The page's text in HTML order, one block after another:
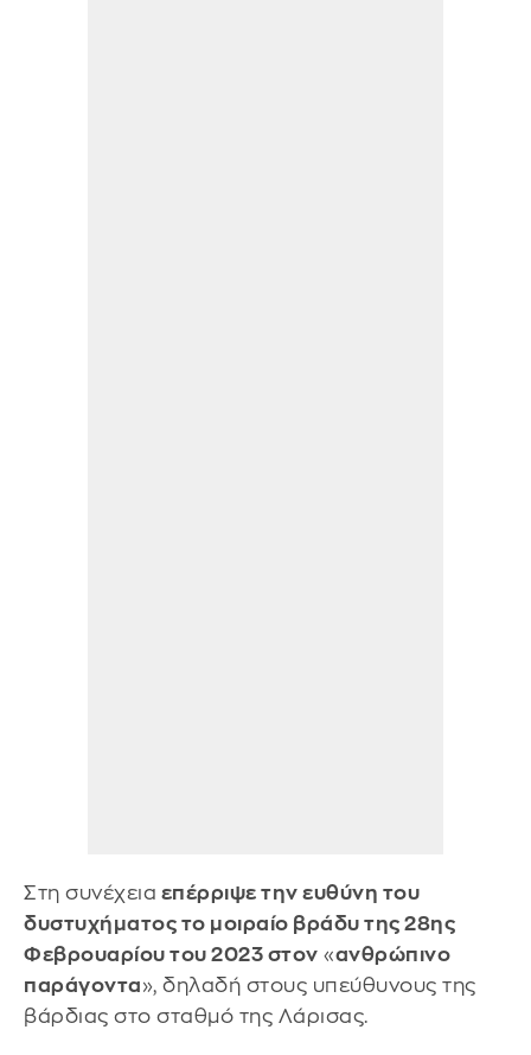
Στη συνέχεια επέρριψε την ευθύνη του
δυστυχήματος το μοιραίο βράδυ της 28ης
Φεβρουαρίου του 2023 στον «ανθρώπινο
παράγοντα», δηλαδή στους υπεύθυνους της
βάρδιας στο σταθμό της Λάρισας.